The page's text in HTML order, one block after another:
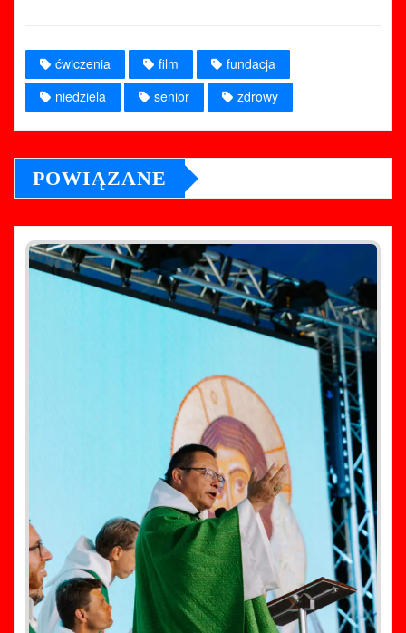
ćwiczenia film
fundacja
niedziela
senior zdrowy
POWIĄZANE